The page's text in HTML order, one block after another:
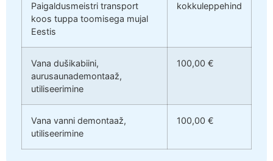
Paigaldusmeistri transport
koos tuppa toomisega mujal
Eestis
kokkuleppehind
Vana dušikabiini,
aurusaunademontaaž,
utiliseerimine
100,00 €
Vana vanni demontaaž,
utiliseerimine
100,00 €